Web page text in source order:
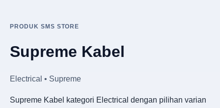
PRODUK SMS STORE
Supreme Kabel
Electrical • Supreme
Supreme Kabel kategori Electrical dengan pilihan varian